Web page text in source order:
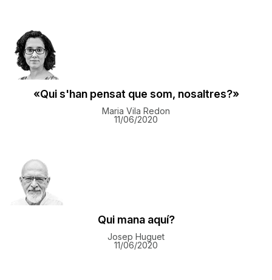
«Qui s'han pensat que som, nosaltres?»
Maria Vila Redon
11/06/2020
Qui mana aquí?
Josep Huguet
11/06/2020